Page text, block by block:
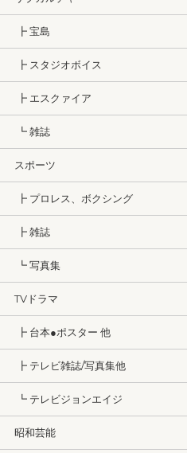
┣ 宝島
┣ スタジオボイス
┣ エスクァイア
┗ 雑誌
スポーツ
┣ プロレス、ボクシング
┣ 雑誌
┗ 写真集
TVドラマ
┣ 台本●ポスター 他
┣ テレビ雑誌/写真集他
┗ テレビジョンエイジ
昭和芸能